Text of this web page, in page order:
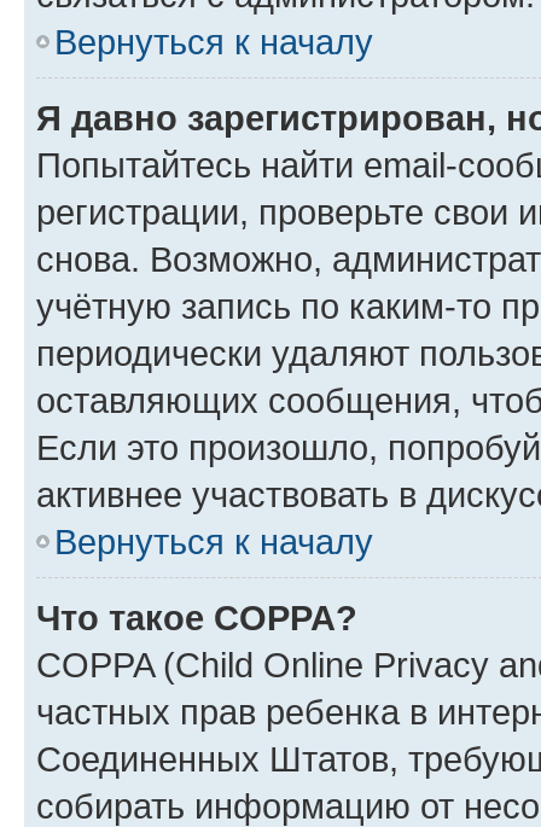
Вернуться к началу
Я давно зарегистрирован,
Попытайтесь найти email-
регистрации, проверьте свои
снова. Возможно,
учётную запись по каким-то
периодически удаляют
оставляющих сообщения,
Если это произошло,
активнее участвовать в
Вернуться к началу
Что такое COPPA?
COPPA (Child Online Privacy
частных прав ребенка в
Соединенных Штатов,
собирать информацию от